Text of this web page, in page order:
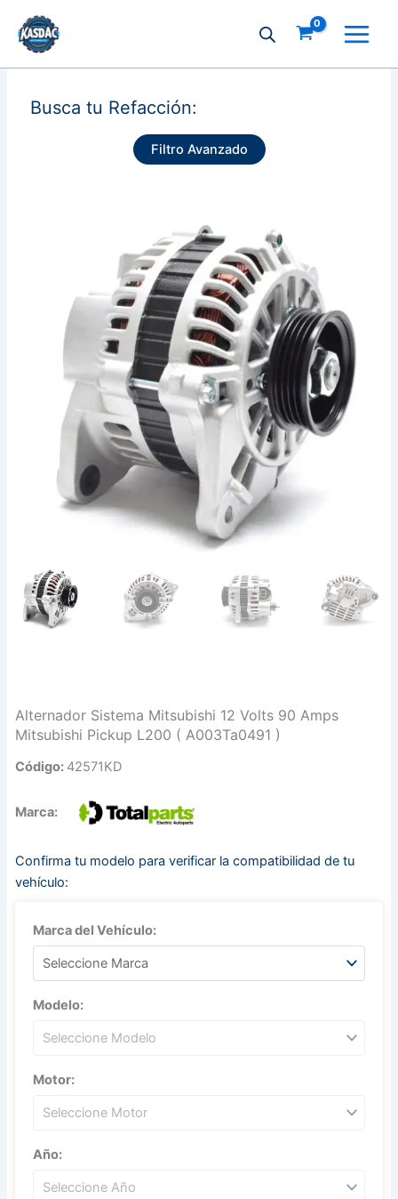
contenido
Busca tu Refacción:
Filtro Avanzado
Alternador Sistema Mitsubishi 12 Volts 90 Amps
Mitsubishi Pickup L200 ( A003Ta0491 )
Código: 42571KD
Marca:
Confirma tu modelo para verificar la compatibilidad de tu
vehículo:
Marca del Vehículo:
Modelo:
Motor:
Año: